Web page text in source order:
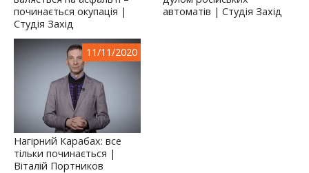
починається окупація |
Студія Захід
автоматів | Студія Захід
11/11/2020
Нагірний Карабах: все
тільки починається |
Віталій Портников